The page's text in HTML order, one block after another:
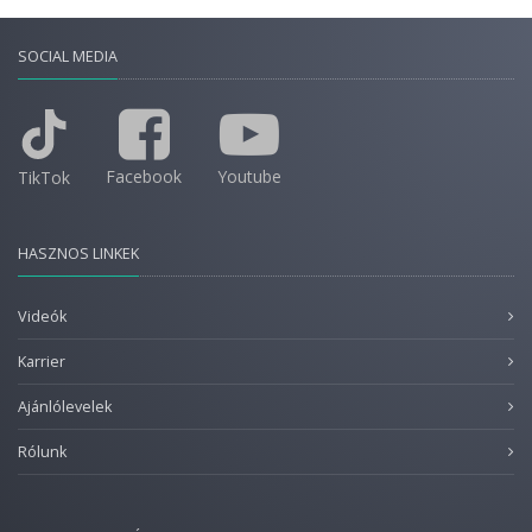
SOCIAL MEDIA
TikTok Facebook Youtube
HASZNOS LINKEK
Videók
Karrier
Ajánlólevelek
Rólunk